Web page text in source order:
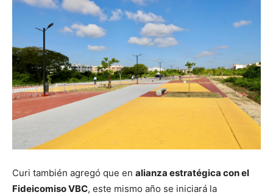
Curi también agregó que en alianza estratégica con el
Fideicomiso VBC, este mismo año se iniciará la